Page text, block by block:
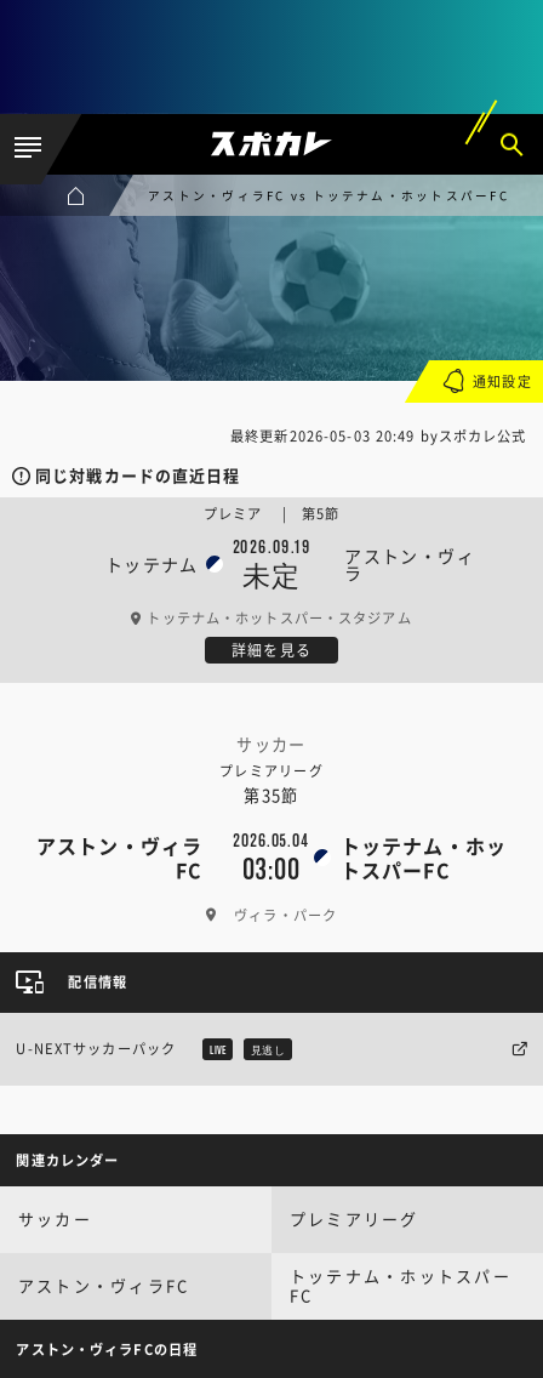
アストン・ヴィラFC vs トッテナム・ホットスパーFC
最終更新2026-05-03 20:49 byスポカレ公式
同じ対戦カードの直近日程
トッテナム
2026.09.19
未定
アストン・ヴィ
ラ
プレミア | 第5節
トッテナム・ホットスパー・スタジアム
詳細を見る
サッカー
プレミアリーグ
第35節
アストン・ヴィラ
FC
2026.05.04
03:00
トッテナム・ホッ
トスパーFC
ヴィラ・パーク
通知設定
配信情報
U-NEXTサッカーパック LIVE 見逃し
関連カレンダー
サッカー プレミアリーグ
アストン・ヴィラFC
トッテナム・ホットスパー
FC
アストン・ヴィラFCの日程